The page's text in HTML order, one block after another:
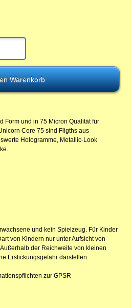
Form und in 75 Micron Qualität für
Core 75 sind Fligths aus
Hologramme, Metallic-Look
und kein Spielzeug. Für Kinder
von Kindern nur unter Aufsicht von
der Reichweite von kleinen
Erstickungsgefahr darstellen.
zur GPSR